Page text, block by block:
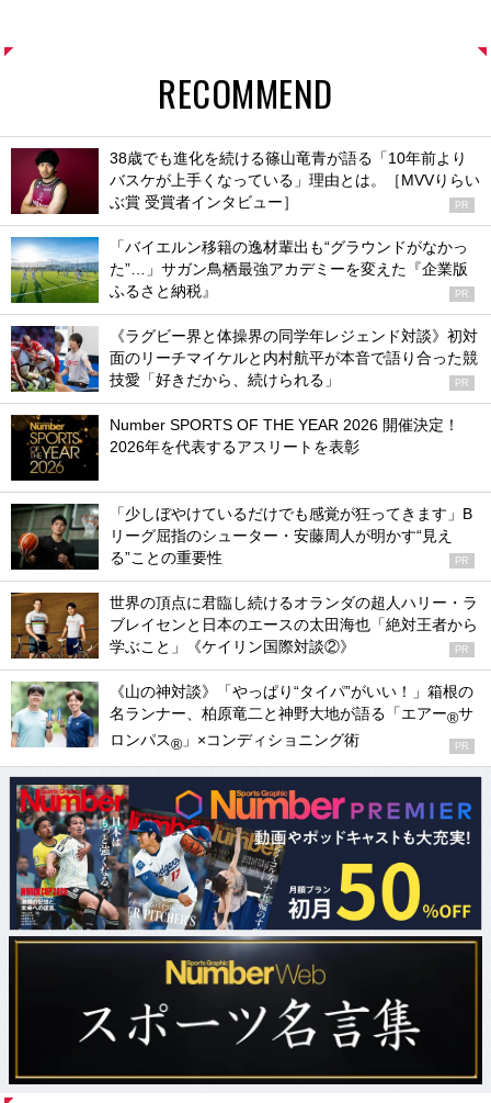
RECOMMEND
38歳でも進化を続ける篠山竜青が語る「10年前より
バスケが上手くなっている」理由とは。［MVVりらい
ぶ賞 受賞者インタビュー］
PR
「バイエルン移籍の逸材輩出も“グラウンドがなかっ
た”…」サガン鳥栖最強アカデミーを変えた『企業版
ふるさと納税』
PR
《ラグビー界と体操界の同学年レジェンド対談》初対
面のリーチマイケルと内村航平が本音で語り合った競
技愛「好きだから、続けられる」
PR
Number SPORTS OF THE YEAR 2026 開催決定！
2026年を代表するアスリートを表彰
「少しぼやけているだけでも感覚が狂ってきます」B
リーグ屈指のシューター・安藤周人が明かす“見え
る”ことの重要性
PR
世界の頂点に君臨し続けるオランダの超人ハリー・ラ
ブレイセンと日本のエースの太田海也「絶対王者から
学ぶこと」《ケイリン国際対談②》
PR
《山の神対談》「やっぱり“タイパ”がいい！」箱根の
名ランナー、柏原竜二と神野大地が語る「エアー®サ
ロンパス® 」×コンディショニング術 PR